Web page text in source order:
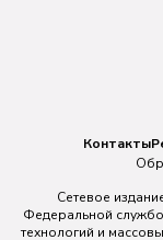
Контакты
Сетевое
Федеральной
технологий и